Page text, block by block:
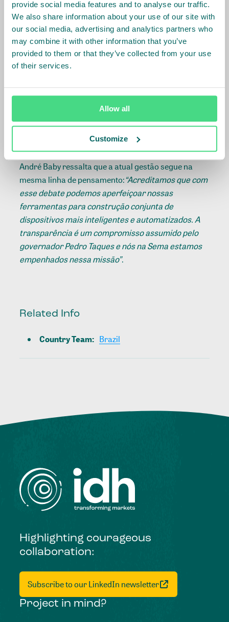
provide social media features and to analyse our traffic.
We also share information about your use of our site with
our social media, advertising and analytics partners who
may combine it with other information that you’ve
provided to them or that they’ve collected from your use
of their services.
Allow all
Customize
Transparência e Geoinformação e trabalha para
integração dos diversos softwares, disponibilização
das informações em menor prazo e criação de
ferramenta responsiva e editável para publicização
dos dados.
Para a diretora-adjunta do ICV, Alice Thuault, o
governo na gestão de políticas públicas, trazendo o
cidadão para dentro do processo por meio da
fiscalização e do controle social.
André Baby ressalta que a atual gestão segue na
mesma linha de pensamento:“Acreditamos que com
esse debate podemos aperfeiçoar nossas
ferramentas para construção conjunta de
dispositivos mais inteligentes e automatizados. A
transparência é um compromisso assumido pelo
governador Pedro Taques e nós na Sema estamos
empenhados nessa missão”.
Related Info
Country Team: Brazil
Highlighting courageous
collaboration:
Subscribe to our LinkedIn newsletter
Project in mind?